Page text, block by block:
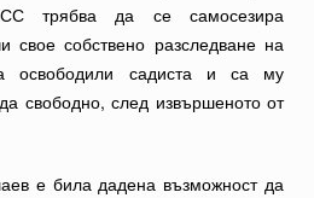
трябва да се самосезира
свое собствено разследване на
освободили садиста и са му
свободно, след извършеното от
е била дадена възможност да